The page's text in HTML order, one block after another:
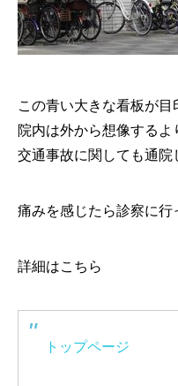
この青い大きな看板が目
院内は外から想像するよ
交通事故に関しても通院
痛みを感じたら診察に行
詳細はこちら
トップページ